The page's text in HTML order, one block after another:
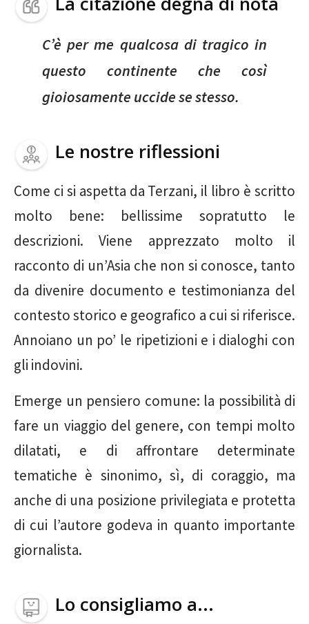
C’è per me qualcosa di tragico in
questo continente che così
gioiosamente uccide se stesso.
Le nostre riflessioni
Come ci si aspetta da Terzani, il libro è scritto
molto bene: bellissime sopratutto le
descrizioni. Viene apprezzato molto il
racconto di un’Asia che non si conosce, tanto
da divenire documento e testimonianza del
contesto storico e geografico a cui si riferisce.
Annoiano un po’ le ripetizioni e i dialoghi con
gli indovini.
Emerge un pensiero comune: la possibilità di
fare un viaggio del genere, con tempi molto
dilatati, e di affrontare determinate
tematiche è sinonimo, sì, di coraggio, ma
anche di una posizione privilegiata e protetta
di cui l’autore godeva in quanto importante
giornalista.
Lo consigliamo a...